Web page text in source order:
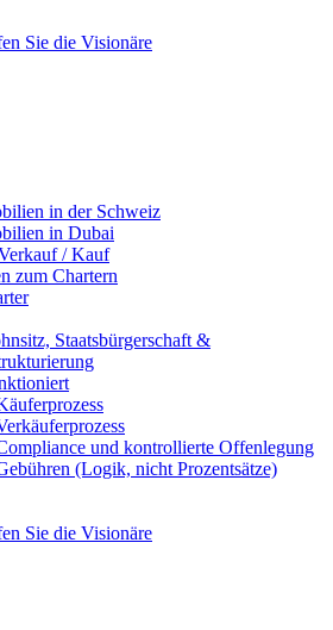
Sie die Visionäre
in der Schweiz
in Dubai
/ Kauf
zum Chartern
Staatsbürgerschaft &
und kontrollierte Offenlegung
(Logik, nicht Prozentsätze)
Sie die Visionäre